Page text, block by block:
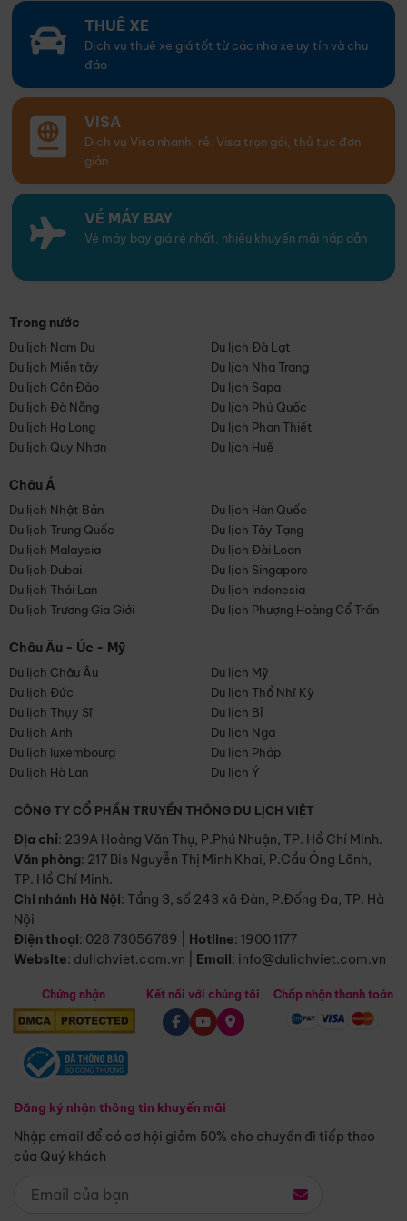
THUÊ XE
Dịch vụ thuê xe giá tốt từ các nhà xe uy tín và chu
đáo
VISA
Dịch vụ Visa nhanh, rẻ. Visa trọn gói, thủ tục đơn
giản
VÉ MÁY BAY
Vé máy bay giá rẻ nhất, nhiều khuyến mãi hấp dẫn
Trong nước
Du lịch Nam Du
Du lịch Đà Lạt
Du lịch Miền tây
Du lịch Nha Trang
Du lịch Côn Đảo
Du lịch Sapa
Du lịch Đà Nẵng
Du lịch Phú Quốc
Du lịch Hạ Long
Du lịch Phan Thiết
Du lịch Quy Nhơn
Du lịch Huế
Châu Á
Du lịch Nhật Bản
Du lịch Hàn Quốc
Du lịch Trung Quốc
Du lịch Tây Tạng
Du lịch Malaysia
Du lịch Đài Loan
Du lịch Dubai
Du lịch Singapore
Du lịch Thái Lan
Du lịch Indonesia
Du lịch Trương Gia Giới
Du lịch Phượng Hoàng Cổ Trấn
Châu Âu - Úc - Mỹ
Du lịch Châu Âu
Du lịch Mỹ
Du lịch Đức
Du lịch Thổ Nhĩ Kỳ
Du lịch Thụy Sĩ
Du lịch Bỉ
Du lịch Anh
Du lịch Nga
Du lịch luxembourg
Du lịch Pháp
Du lịch Hà Lan
Du lịch Ý
CÔNG TY CỔ PHẦN TRUYỀN THÔNG DU LỊCH VIỆT
Địa chỉ: 239A Hoàng Văn Thụ, P.Phú Nhuận, TP. Hồ Chí Minh.
Văn phòng: 217 Bis Nguyễn Thị Minh Khai, P.Cầu Ông Lãnh,
TP. Hồ Chí Minh.
Chi nhánh Hà Nội: Tầng 3, số 243 xã Đàn, P.Đống Đa, TP. Hà
Nội
Điện thoại: 028 73056789 Hotline: 1900 1177
Website: dulichviet.com.vn Email: info@dulichviet.com.vn
Chứng nhận
Đăng ký nhận thông tin khuyến mãi
Nhập email để có cơ hội giảm 50% cho chuyến đi tiếp theo
của Quý khách
Kết nối với chúng tôi Chấp nhận thanh toán